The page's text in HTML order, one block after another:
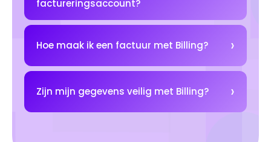
factureringsaccount?
Hoe maak ik een factuur met Billing?
Zijn mijn gegevens veilig met Billing?